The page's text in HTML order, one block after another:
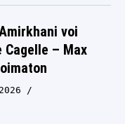
voi
– Max